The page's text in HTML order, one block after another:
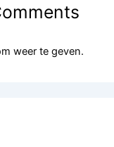
weer te geven.